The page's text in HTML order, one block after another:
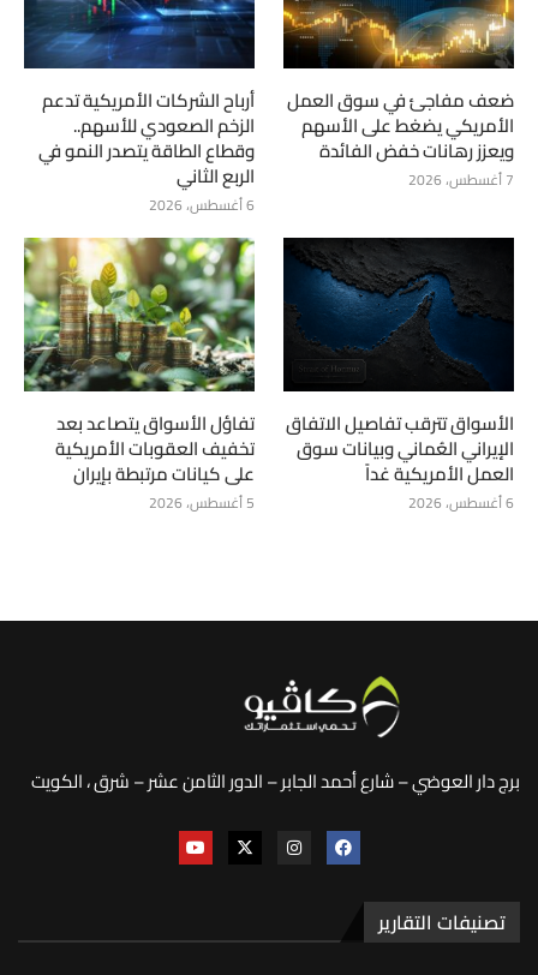
ضعف مفاجئ في سوق العمل
الأمريكي يضغط على الأسهم
ويعزز رهانات خفض الفائدة
7 أغسطس، 2026
أرباح الشركات الأمريكية تدعم
الزخم الصعودي للأسهم..
وقطاع الطاقة يتصدر النمو في
الربع الثاني
6 أغسطس، 2026
الأسواق تترقب تفاصيل الاتفاق
الإيراني العُماني وبيانات سوق
العمل الأمريكية غداً
6 أغسطس، 2026
تفاؤل الأسواق يتصاعد بعد
تخفيف العقوبات الأمريكية
على كيانات مرتبطة بإيران
5 أغسطس، 2026
برج دار العوضي – شارع أحمد الجابر – الدور الثامن عشر – شرق ، الكويت
تصنيفات التقارير